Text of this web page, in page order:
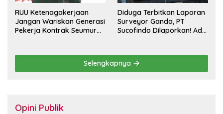
RUU Ketenagakerjaan
Jangan Wariskan Generasi
Pekerja Kontrak Seumur
Diduga Terbitkan Laporan
Surveyor Ganda, PT
Sucofindo Dilaporkan! Ada
Selengkapnya
Opini Publik